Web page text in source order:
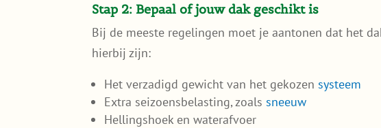
Stap 2: Bepaal of jouw dak geschikt is
Bij de meeste regelingen moet je aantonen dat het
hierbij zijn:
Het verzadigd gewicht van het gekozensysteem
Extra seizoensbelasting, zoalssneeuw
Hellingshoek en waterafvoer